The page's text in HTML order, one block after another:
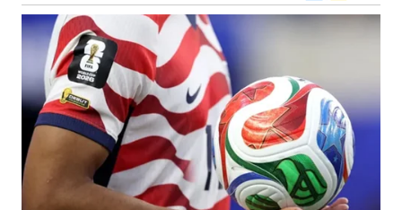
WN
BALI
WN
KALBAR
KALTENG